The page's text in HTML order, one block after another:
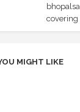
covering
MIGHT LIKE